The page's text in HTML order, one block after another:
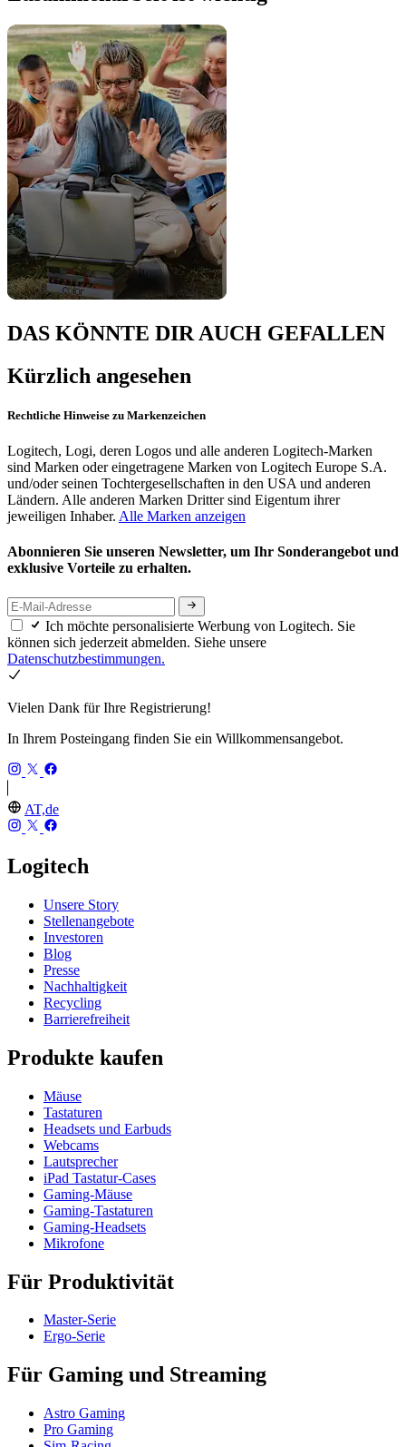
DAS KÖNNTE DIR AUCH GEFALLEN
Kürzlich angesehen
Rechtliche Hinweise zu Markenzeichen
Logitech, Logi, deren Logos und alle anderen Logitech-Marken
sind Marken oder eingetragene Marken von Logitech Europe S.A.
und/oder seinen Tochtergesellschaften in den USA und anderen
Ländern. Alle anderen Marken Dritter sind Eigentum ihrer
jeweiligen Inhaber. Alle Marken anzeigen
Abonnieren Sie unseren Newsletter, um Ihr Sonderangebot und
exklusive Vorteile zu erhalten.
Ich möchte personalisierte Werbung von Logitech. Sie
können sich jederzeit abmelden. Siehe unsere
Datenschutzbestimmungen.
Vielen Dank für Ihre Registrierung!
In Ihrem Posteingang finden Sie ein Willkommensangebot.
AT,de
Logitech
Unsere Story
Stellenangebote
Investoren
Blog
Presse
Nachhaltigkeit
Recycling
Barrierefreiheit
Produkte kaufen
Mäuse
Tastaturen
Headsets und Earbuds
Webcams
Lautsprecher
iPad Tastatur-Cases
Gaming-Mäuse
Gaming-Tastaturen
Gaming-Headsets
Mikrofone
Für Produktivität
Master-Serie
Ergo-Serie
Für Gaming und Streaming
Astro Gaming
Pro Gaming